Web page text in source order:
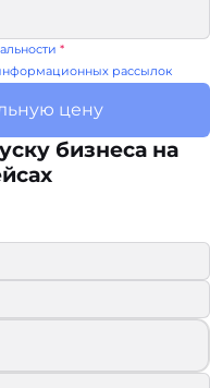
*
рассылок
цену
бизнеса на